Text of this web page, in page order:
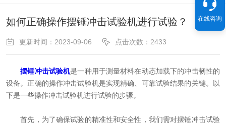
如何正确操作摆锤冲击试验机进行试验？
更新时间：2023-09-06 点击次数：2433
摆锤冲击试验机是一种用于测量材料在动态加载下的冲击韧性的
设备。正确的操作冲击试验机是实现精确、可靠试验结果的关键。以
下是一些操作冲击试验机进行试验的步骤。
首先，为了确保试验的精准性和安全性，我们需对摆锤冲击试验
在线咨询